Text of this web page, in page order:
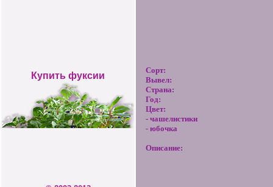
Купить фуксии
Сорт:
Вывел:
Страна:
Год:
Цвет:
- чашелистики
- юбочка
Описание: